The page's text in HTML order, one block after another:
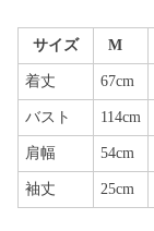
サイズ M
着丈 67cm
バスト 114cm
肩幅 54cm
袖丈 25cm